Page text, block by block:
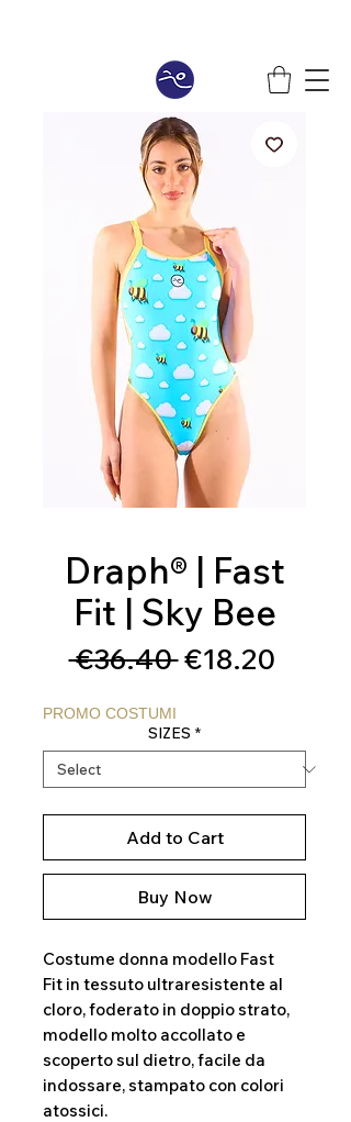
Draph® | Fast
Fit | Sky Bee
€36.40 Regular
€18.20Sale
PROMO COSTUMI
SIZES *
Add to Cart
Buy Now
Costume donna modello Fast
Fit in tessuto ultraresistente al
cloro, foderato in doppio strato,
modello molto accollato e
scoperto sul dietro, facile da
indossare, stampato con colori
atossici.